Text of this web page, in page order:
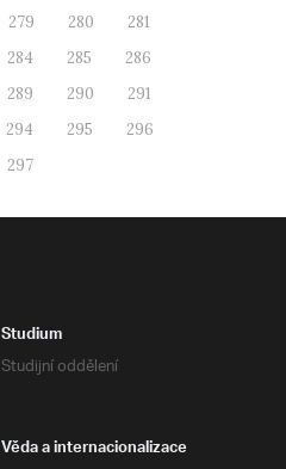
279 280
281
284 285
286
289 290
291
294 295
296
297
Studium
Studijní oddělení
Věda a internacionalizace